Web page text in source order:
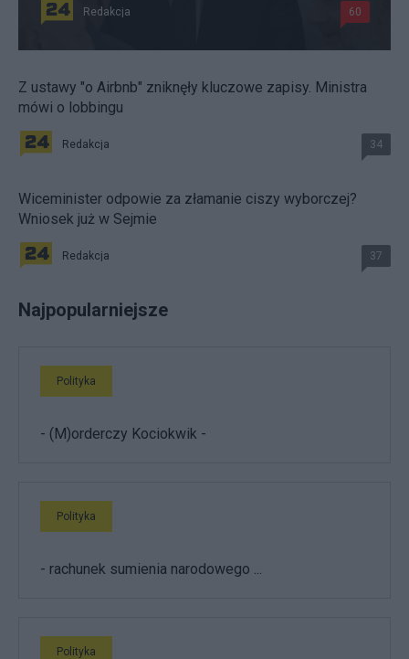
Redakcja 60
Z ustawy "o Airbnb" zniknęły kluczowe zapisy. Ministra
mówi o lobbingu
Redakcja 34
Wiceminister odpowie za złamanie ciszy wyborczej?
Wniosek już w Sejmie
Redakcja 37
Najpopularniejsze
Polityka
- (M)orderczy Kociokwik -
Polityka
- rachunek sumienia narodowego ...
Polityka